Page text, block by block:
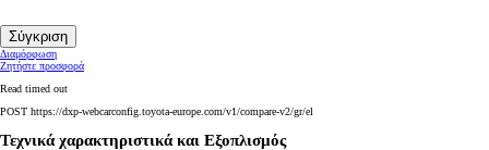
Σύγκριση
Διαμόρφωση
Ζητήστε προσφορά
Read timed out
POST https://dxp-webcarconfig.toyota-europe.com/v1/compare-v2/gr/el
Τεχνικά χαρακτηριστικά και Εξοπλισμός